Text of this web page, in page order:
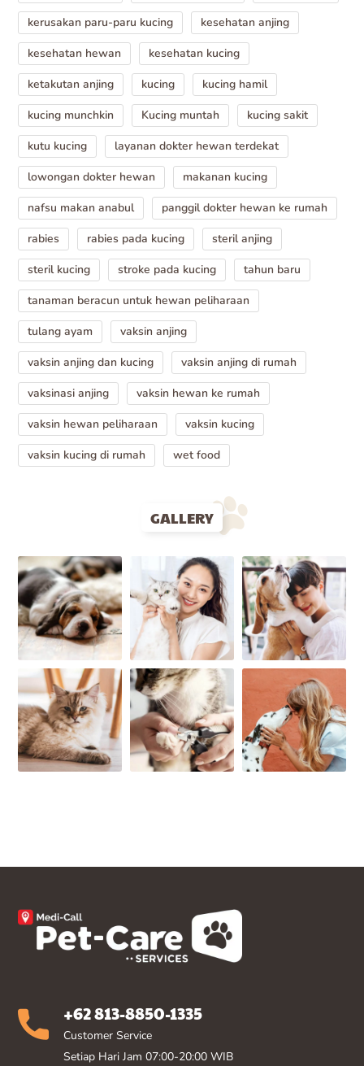
kerusakan paru-paru kucing
kesehatan anjing
kesehatan hewan
kesehatan kucing
ketakutan anjing
kucing
kucing hamil
kucing munchkin
Kucing muntah
kucing sakit
kutu kucing
layanan dokter hewan terdekat
lowongan dokter hewan
makanan kucing
nafsu makan anabul
panggil dokter hewan ke rumah
rabies
rabies pada kucing
steril anjing
steril kucing
stroke pada kucing
tahun baru
tanaman beracun untuk hewan peliharaan
tulang ayam
vaksin anjing
vaksin anjing dan kucing
vaksin anjing di rumah
vaksinasi anjing
vaksin hewan ke rumah
vaksin hewan peliharaan
vaksin kucing
vaksin kucing di rumah
wet food
GALLERY
+62 813-8850-1335
Customer Service
Setiap Hari Jam 07:00-20:00 WIB